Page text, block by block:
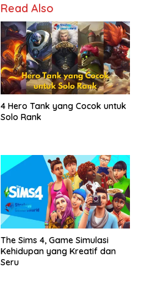
Read Also
4 Hero Tank yang Cocok untuk
Solo Rank
The Sims 4, Game Simulasi
Kehidupan yang Kreatif dan
Seru